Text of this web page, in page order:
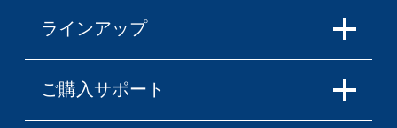
ラインアップ
ご購入サポート